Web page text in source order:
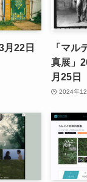
月22日
「マル
真展」
月25日
2024年